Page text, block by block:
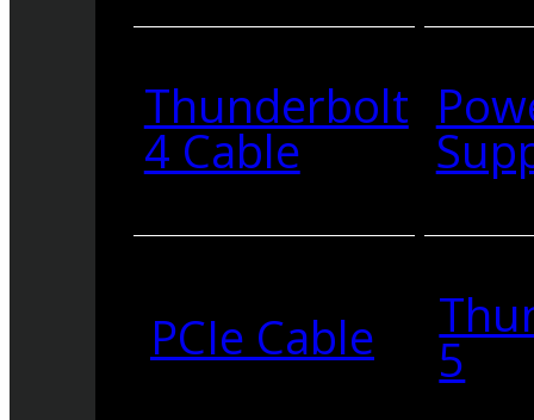
Thunderbolt
4 Cable
PCIe Cable 5